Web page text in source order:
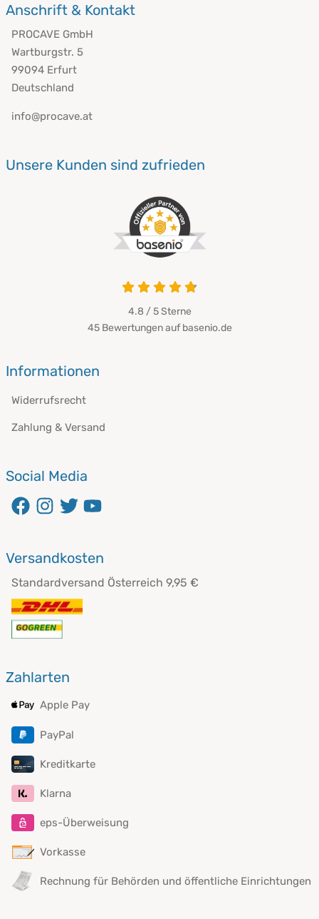
Anschrift & Kontakt
PROCAVE GmbH
Wartburgstr. 5
99094 Erfurt
Deutschland
info@procave.at
Unsere Kunden sind zufrieden
4.8 von 5
4.8 / 5Sterne
45 Bewertungen auf basenio.de
Informationen
Widerrufsrecht
Zahlung & Versand
Social Media
öffnet in neuem Fenster
öffnet in neuem Fenster
öffnet in neuem Fenster
Versandkosten
Standardversand Österreich 9,95 €
Zahlarten
Apple Pay
PayPal
Kreditkarte
Klarna
eps-Überweisung
Vorkasse
Rechnung für Behörden und öffentliche Einrichtungen